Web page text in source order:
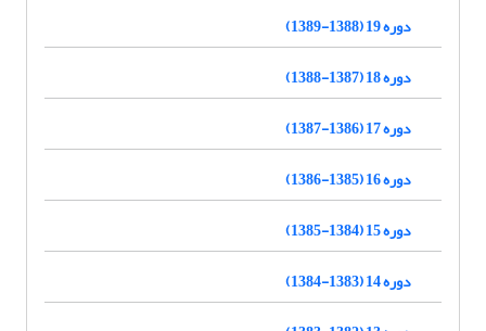
دوره 19 (1388-1389)
دوره 18 (1387-1388)
دوره 17 (1386-1387)
دوره 16 (1385-1386)
دوره 15 (1384-1385)
دوره 14 (1383-1384)